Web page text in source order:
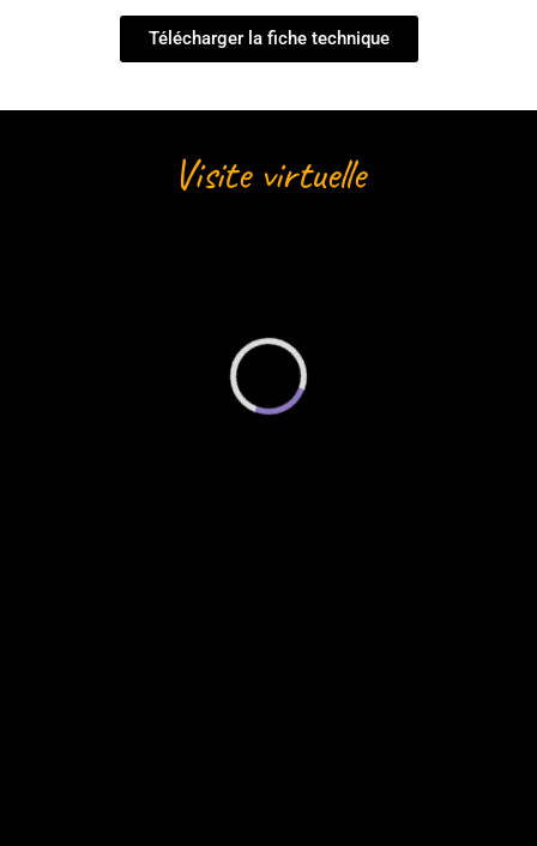
Télécharger la fiche technique
Visite virtuelle